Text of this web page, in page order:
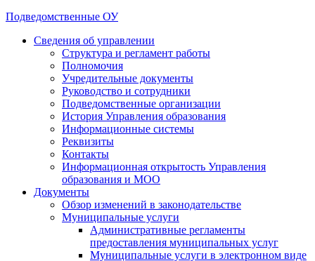
Подведомственные ОУ
Сведения об управлении
Структура и регламент работы
Полномочия
Учредительные документы
Руководство и сотрудники
Подведомственные организации
История Управления образования
Информационные системы
Реквизиты
Контакты
Информационная открытость Управления
образования и МОО
Документы
Обзор изменений в законодательстве
Муниципальные услуги
Административные регламенты
предоставления муниципальных услуг
Муниципальные услуги в электронном виде